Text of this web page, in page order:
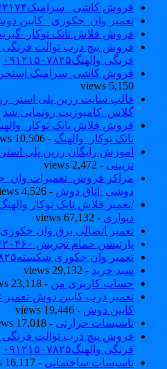
فروش کاشی _سرامیک۸۸۰۴۲۱۷۴
تعمیر وان_جکوزی_ کابین دوش۸۸۰۴۲۱۷۴
فروش فلاش تانک توکار_گبریت۸۸۰۴۲۱۷۴
فروش پیچ درب توالت
فرنگی والهنگ۰۹۱۲۱۵۰۷۸۲۵
- 5,016 views
فروش کاشی_سرامیک استخر
5,150 views
قالب سایت رزین پلی
گلاس_کامپوزیت رونمایی شد- 4,462 views
فروش فلاش تانک
تانک توکار_والهنگ- 10,506 views
اموزش رایگان رزین پلی
تزیینی- 2,472 views
مراکز فروش_تعمیرات
دوشی_اتاق دوش- 4,526 views
/تعمیر فلاش تانک توکار
دیواری - 67,132 views
تعمیر اتصالی برق وان جکوزی۰۹۱۲۱۵۰۷۸۲۵
پارتیشن حمام تجریش ۲۲۴۲۰۴۶۰
تعمیر وان جکوزی شکسته۰۹۱۲۱۵۰۷۸۲۵
سبد خرید - 29,132 views
حساب کاربری من- 23,118 views
تعمیر درب کابین دوش-تعمیر
کابین دوش- 19,446 views
تاسیسات حرارتی- 17,018 views
فروش پیچ درب توالت
فرنگی والهنگ۰۹۱۲۱۵۰۷۸۲۵
- 16,787 views
تاسیسات ساختمانی- 16,117 views